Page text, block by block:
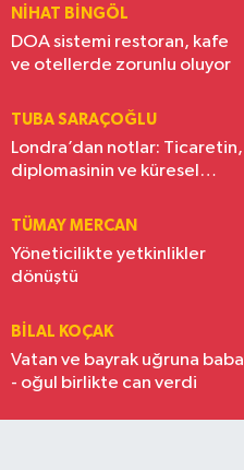
NIHAT BINGÖL
DOA sistemi restoran, kafe
ve otellerde zorunlu oluyor
TUBA SARAÇOĞLU
Londra’dan notlar: Ticaretin,
diplomasinin ve küresel
Türkiye’nin yükselen gücü
TÜMAY MERCAN
Yöneticilikte yetkinlikler
dönüştü
BILAL KOÇAK
Vatan ve bayrak uğruna baba
- oğul birlikte can verdi